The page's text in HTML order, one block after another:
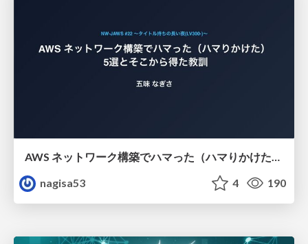
AWS ネットワーク構築でハマった（ハマりかけた） 5選とそこから得た教訓
nagisa53
4 190